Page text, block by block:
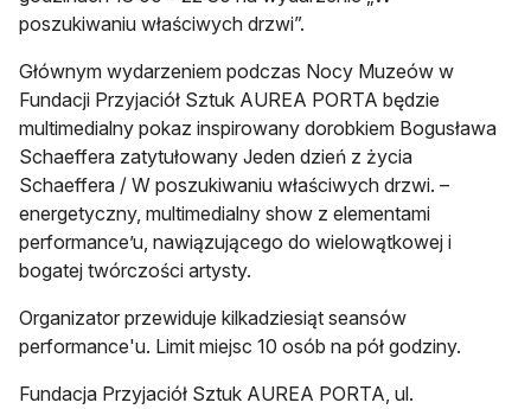
poszukiwaniu właściwych drzwi”.
Głównym wydarzeniem podczas Nocy Muzeów w
Fundacji Przyjaciół Sztuk AUREA PORTA będzie
multimedialny pokaz inspirowany dorobkiem Bogusława
Schaeffera zatytułowany Jeden dzień z życia
Schaeffera / W poszukiwaniu właściwych drzwi. –
energetyczny, multimedialny show z elementami
performance’u, nawiązującego do wielowątkowej i
bogatej twórczości artysty.
Organizator przewiduje kilkadziesiąt seansów
performance'u. Limit miejsc 10 osób na pół godziny.
Fundacja Przyjaciół Sztuk AUREA PORTA, ul.